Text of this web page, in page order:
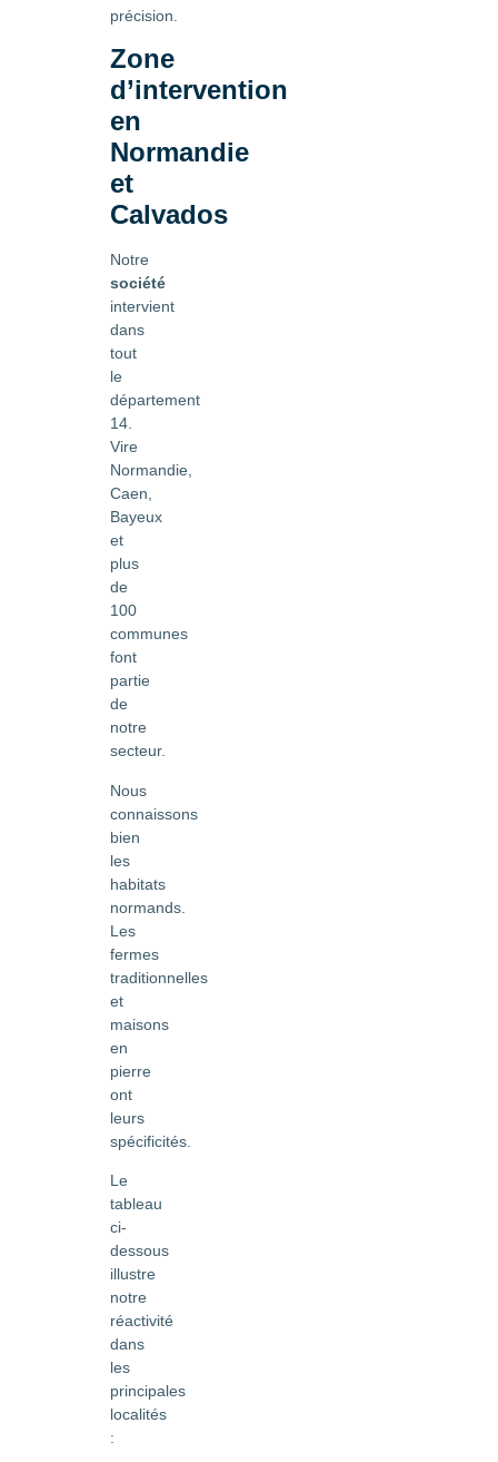
précision.
Zone
d’intervention
en
Normandie
et
Calvados
Notre
société
intervient
dans
tout
le
département
14.
Vire
Normandie,
Caen,
Bayeux
et
plus
de
100
communes
font
partie
de
notre
secteur.
Nous
connaissons
bien
les
habitats
normands.
Les
fermes
traditionnelles
et
maisons
en
pierre
ont
leurs
spécificités.
Le
tableau
ci-
dessous
illustre
notre
réactivité
dans
les
principales
localités
: